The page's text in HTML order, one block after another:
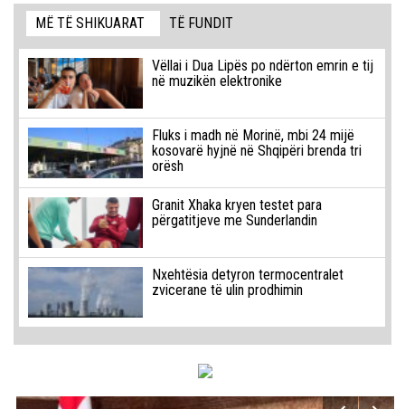
MË TË SHIKUARAT TË FUNDIT
Vëllai i Dua Lipës po ndërton emrin e tij
në muzikën elektronike
Fluks i madh në Morinë, mbi 24 mijë
kosovarë hyjnë në Shqipëri brenda tri
orësh
Granit Xhaka kryen testet para
përgatitjeve me Sunderlandin
Nxehtësia detyron termocentralet
zvicerane të ulin prodhimin